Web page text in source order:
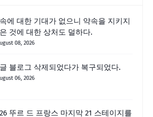
에 대한 기대가 없으니 약속을 지키지
것에 대한 상처도 덜하다.
08, 2026
블로그 삭제되었다가 복구되었다.
06, 2026
뚜르 드 프랑스 마지막 21 스테이지를